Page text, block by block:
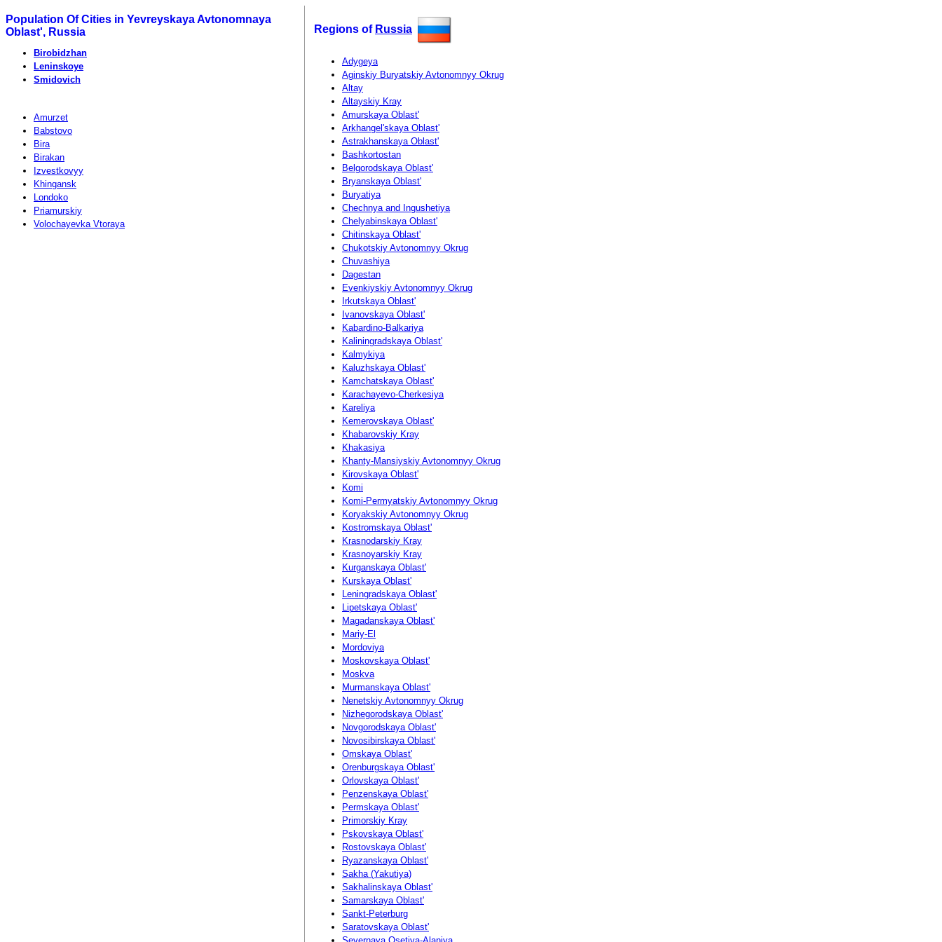
Population Of Cities in Yevreyskaya Avtonomnaya
Oblast', Russia
Birobidzhan
Leninskoye
Smidovich
Amurzet
Babstovo
Bira
Birakan
Izvestkovyy
Khingansk
Londoko
Priamurskiy
Volochayevka Vtoraya
Regions of Russia
Adygeya
Aginskiy Buryatskiy Avtonomnyy Okrug
Altay
Altayskiy Kray
Amurskaya Oblast'
Arkhangel'skaya Oblast'
Astrakhanskaya Oblast'
Bashkortostan
Belgorodskaya Oblast'
Bryanskaya Oblast'
Buryatiya
Chechnya and Ingushetiya
Chelyabinskaya Oblast'
Chitinskaya Oblast'
Chukotskiy Avtonomnyy Okrug
Chuvashiya
Dagestan
Evenkiyskiy Avtonomnyy Okrug
Irkutskaya Oblast'
Ivanovskaya Oblast'
Kabardino-Balkariya
Kaliningradskaya Oblast'
Kalmykiya
Kaluzhskaya Oblast'
Kamchatskaya Oblast'
Karachayevo-Cherkesiya
Kareliya
Kemerovskaya Oblast'
Khabarovskiy Kray
Khakasiya
Khanty-Mansiyskiy Avtonomnyy Okrug
Kirovskaya Oblast'
Komi
Komi-Permyatskiy Avtonomnyy Okrug
Koryakskiy Avtonomnyy Okrug
Kostromskaya Oblast'
Krasnodarskiy Kray
Krasnoyarskiy Kray
Kurganskaya Oblast'
Kurskaya Oblast'
Leningradskaya Oblast'
Lipetskaya Oblast'
Magadanskaya Oblast'
Mariy-El
Mordoviya
Moskovskaya Oblast'
Moskva
Murmanskaya Oblast'
Nenetskiy Avtonomnyy Okrug
Nizhegorodskaya Oblast'
Novgorodskaya Oblast'
Novosibirskaya Oblast'
Omskaya Oblast'
Orenburgskaya Oblast'
Orlovskaya Oblast'
Penzenskaya Oblast'
Permskaya Oblast'
Primorskiy Kray
Pskovskaya Oblast'
Rostovskaya Oblast'
Ryazanskaya Oblast'
Sakha (Yakutiya)
Sakhalinskaya Oblast'
Samarskaya Oblast'
Sankt-Peterburg
Saratovskaya Oblast'